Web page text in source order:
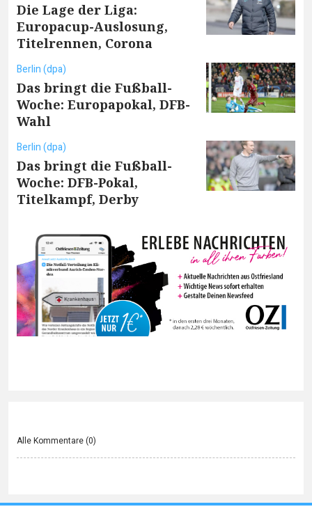
Die Lage der Liga:
Europacup-Auslosung,
Titelrennen, Corona
Berlin (dpa)
Das bringt die Fußball-
Woche: Europapokal, DFB-
Wahl
Berlin (dpa)
Das bringt die Fußball-
Woche: DFB-Pokal,
Titelkampf, Derby
Alle Kommentare (0)